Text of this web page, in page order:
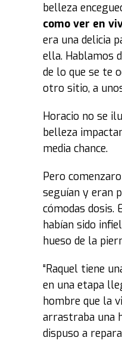
belleza
como ver en
era una delicia
ella. Hablamos
de lo que se te
otro sitio, a
Horacio no se
belleza
media chance.
Pero
seguían y eran
cómodas dosis.
habían sido
hueso de la
“Raquel tiene
en una etapa
hombre que la
arrastraba una
dispuso a